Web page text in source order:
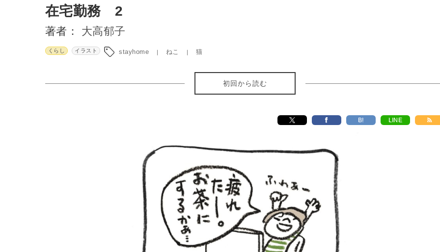
在宅勤務 2
著者： 大高郁子
くらし イラスト stayhome ねこ 猫
初回から読む
B! LINE